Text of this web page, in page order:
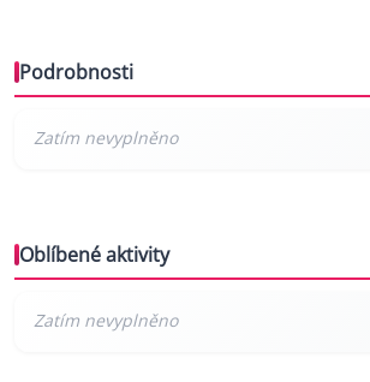
Podrobnosti
Oblíbené aktivity